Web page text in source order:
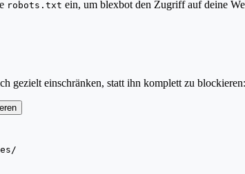
robots.txt ein, um blexbot den Zugriff auf deine
gezielt einschränken, statt ihn komplett zu blockieren: